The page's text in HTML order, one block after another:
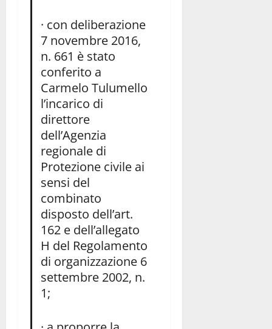
· con deliberazione
7 novembre 2016,
n. 661 è stato
conferito a
Carmelo Tulumello
l’incarico di
direttore
dell’Agenzia
regionale di
Protezione civile ai
sensi del
combinato
disposto dell’art.
162 e dell’allegato
H del Regolamento
di organizzazione 6
settembre 2002, n.
1;